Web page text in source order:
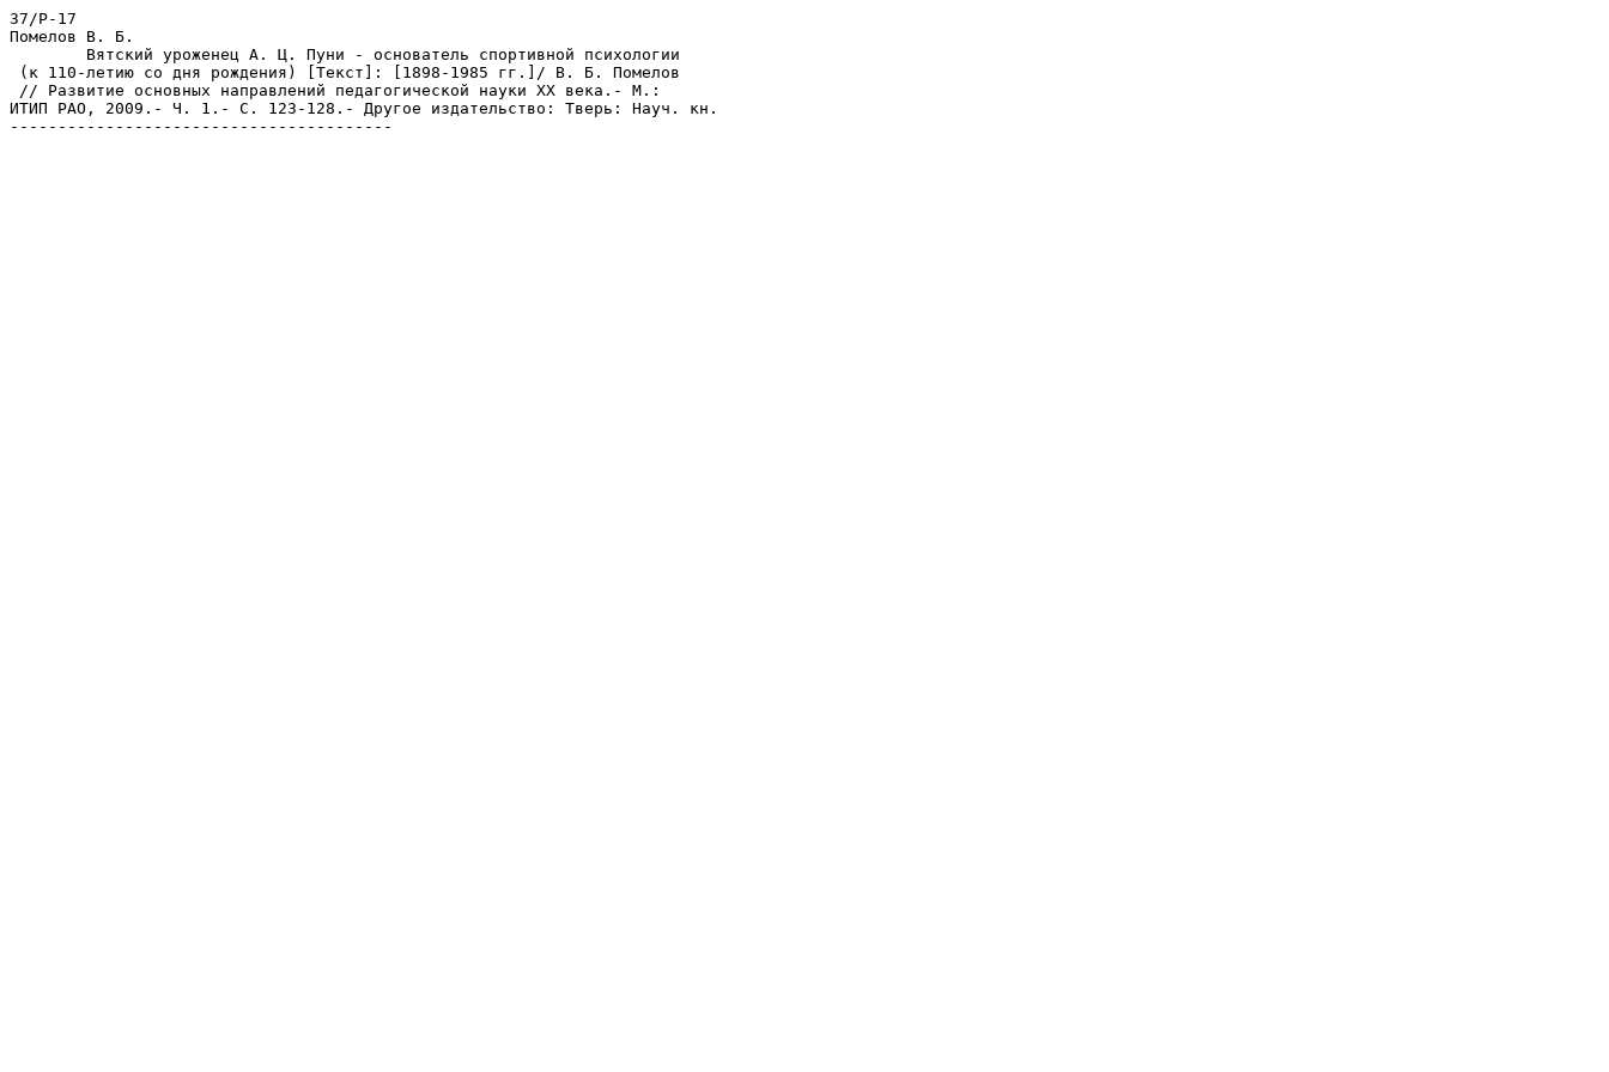
37/Р-17
Помелов В. Б.
(к 110-летию со дня рождения) [Текст]: [1898-1985 гг.]/ В. Б. Помелов
// Развитие основных направлений педагогической науки XX века.- М.:
ИТИП РАО, 2009.- Ч. 1.- С. 123-128.- Другое издательство: Тверь: Науч. кн.
----------------------------------------